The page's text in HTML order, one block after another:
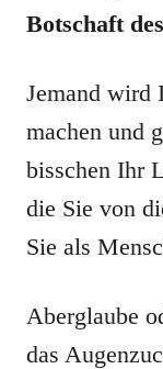
Botschaft
Jemand wird
machen und
bisschen Ihr
die Sie von
Sie als
Aberglaube
das